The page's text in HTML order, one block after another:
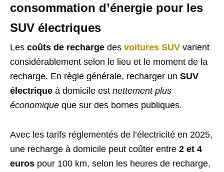
consommation d’énergie pour les
SUV électriques
Les coûts de recharge des voitures SUV varient
considérablement selon le lieu et le moment de la
recharge. En règle générale, recharger un SUV
électrique à domicile est nettement plus
économique que sur des bornes publiques.
Avec les tarifs réglementés de l’électricité en 2025,
une recharge à domicile peut coûter entre 2 et 4
euros pour 100 km, selon les heures de recharge,